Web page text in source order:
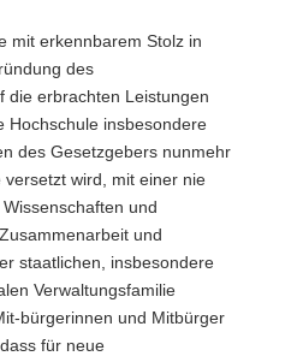
mit erkennbarem Stolz in
des
die erbrachten Leistungen
Hochschule insbesondere
des Gesetzgebers nunmehr
wird, mit einer nie
und
und
staatlichen, insbesondere
Verwaltungsfamilie
bürgerinnen und Mitbürger
für neue